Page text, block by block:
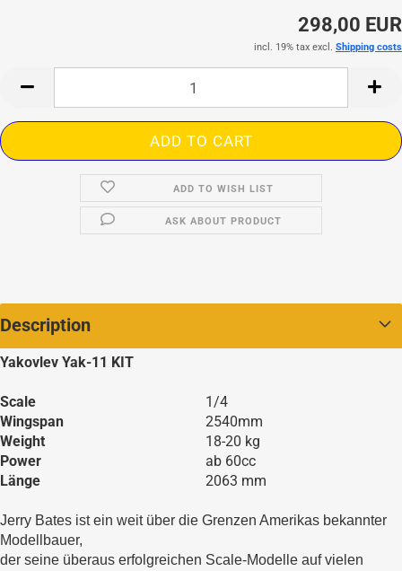
298,00 EUR
incl. 19% tax excl. Shipping costs
ADD TO WISH LIST
ASK ABOUT PRODUCT
Description
Yakovlev Yak-11 KIT
Scale
1/4
Wingspan
2540mm
Weight
18-20 kg
Power
ab 60cc
Länge
2063 mm
Jerry Bates ist ein weit über die Grenzen Amerikas bekannter
Modellbauer,
der seine überaus erfolgreichen Scale-Modelle auf vielen